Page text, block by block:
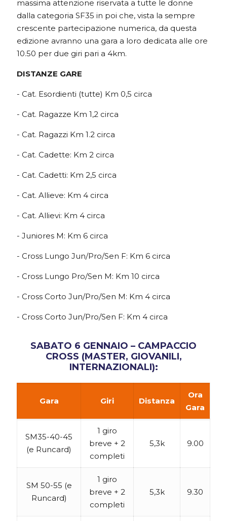
massima attenzione riservata a tutte le donne
dalla categoria SF35 in poi che, vista la sempre
crescente partecipazione numerica, da questa
edizione avranno una gara a loro dedicata alle ore
10.50 per due giri pari a 4km.
DISTANZE GARE
- Cat. Esordienti (tutte) Km 0,5 circa
- Cat. Ragazze Km 1,2 circa
- Cat. Ragazzi Km 1.2 circa
- Cat. Cadette: Km 2 circa
- Cat. Cadetti: Km 2,5 circa
- Cat. Allieve: Km 4 circa
- Cat. Allievi: Km 4 circa
- Juniores M: Km 6 circa
- Cross Lungo Jun/Pro/Sen F: Km 6 circa
- Cross Lungo Pro/Sen M: Km 10 circa
- Cross Corto Jun/Pro/Sen M: Km 4 circa
- Cross Corto Jun/Pro/Sen F: Km 4 circa
SABATO 6 GENNAIO – CAMPACCIO
CROSS (MASTER, GIOVANILI,
INTERNAZIONALI):
Gara Giri Distanza
Ora
Gara
SM35-40-45
(e Runcard)
1 giro
breve + 2
completi
5,3k 9.00
SM 50-55 (e
Runcard)
1 giro
breve + 2
completi
5,3k 9.30